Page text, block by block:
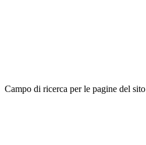
Campo di ricerca per le pagine del sito